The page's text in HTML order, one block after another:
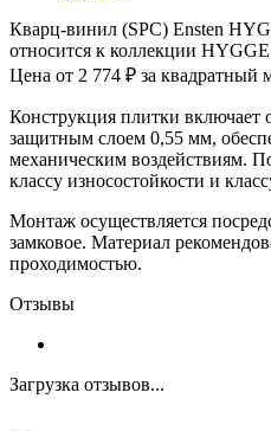
Кварц-винил (SPC) Ensten
относится к коллекции
Цена от 2 774 ₽ за квадратный
Конструкция плитки
защитным слоем 0,55 мм,
механическим воздействиям.
классу износостойкости и
Монтаж осуществляется
замковое. Материал
проходимостью.
Отзывы
Загрузка отзывов...